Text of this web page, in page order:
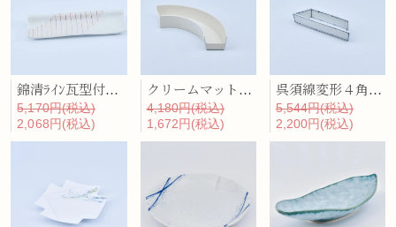
錦清ﾗｲﾝ瓦型付出(赤･黄)
5,170円(税込)
2,068円(税込)
クリームマット胡弓型器
4,180円(税込)
1,672円(税込)
呉須線変形４角前菜皿
5,544円(税込)
2,200円(税込)